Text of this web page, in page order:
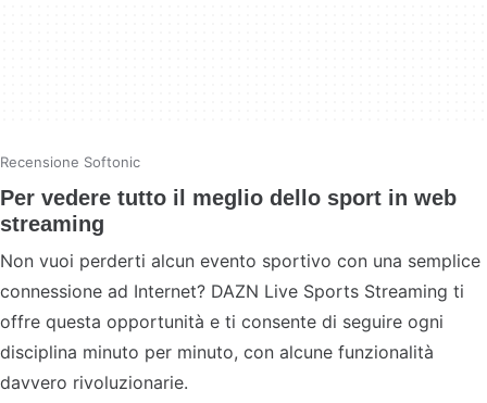
Recensione Softonic
Per vedere tutto il meglio dello sport in web
streaming
Non vuoi perderti alcun evento sportivo con una semplice
connessione ad Internet? DAZN Live Sports Streaming ti
offre questa opportunità e ti consente di seguire ogni
disciplina minuto per minuto, con alcune funzionalità
davvero rivoluzionarie.